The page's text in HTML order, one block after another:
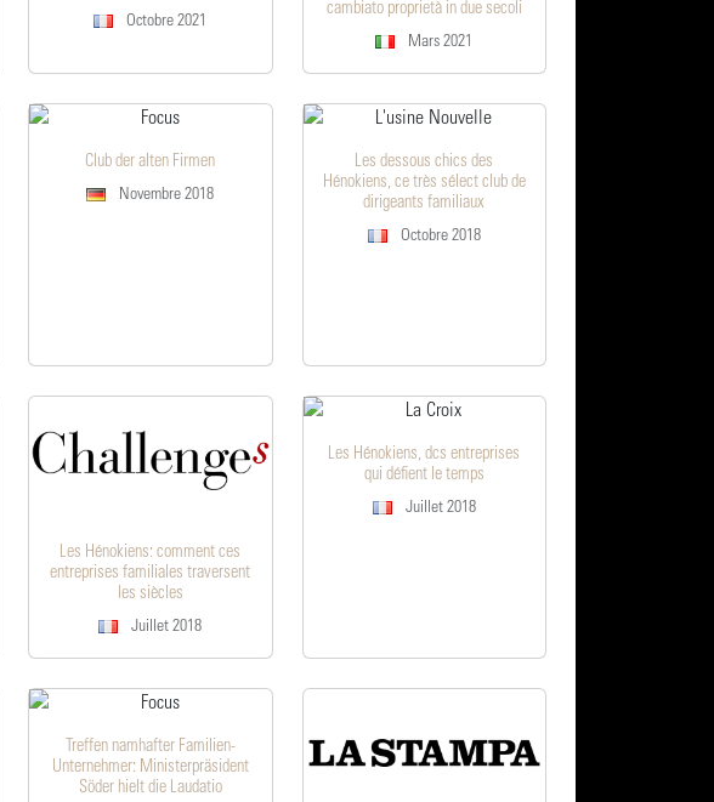
Octobre 2021
cambiato proprietà in due secoli
Mars 2021
Club der alten Firmen
Novembre 2018
Les dessous chics des
Hénokiens, ce très sélect club de
dirigeants familiaux
Octobre 2018
Les Hénokiens: comment ces
entreprises familiales traversent
les siècles
Juillet 2018
Les Hénokiens, dcs entreprises
qui défient le temps
Juillet 2018
Treffen namhafter Familien-
Unternehmer: Ministerpräsident
Söder hielt die Laudatio